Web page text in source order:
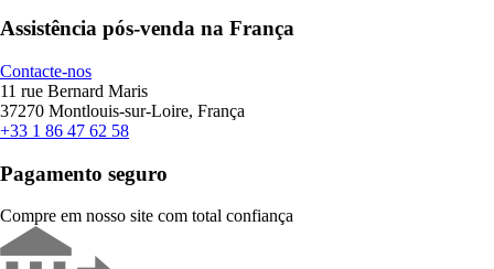
Assistência pós-venda na França
Contacte-nos
11 rue Bernard Maris
37270 Montlouis-sur-Loire, França
+33 1 86 47 62 58
Pagamento seguro
Compre em nosso site com total confiança